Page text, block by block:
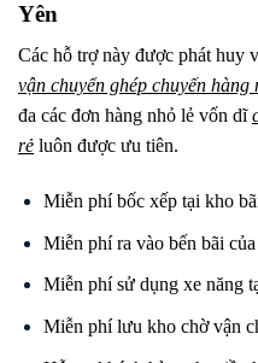
Yên
Các hỗ trợ này được phát huy
vận chuyển ghép chuyến hàng
đa các đơn hàng nhỏ lẻ vốn dĩ
rẻ luôn được ưu tiên.
Miễn phí bốc xếp tại kho
Miễn phí ra vào bến bãi
Miễn phí sử dụng xe năng
Miễn phí lưu kho chờ vận